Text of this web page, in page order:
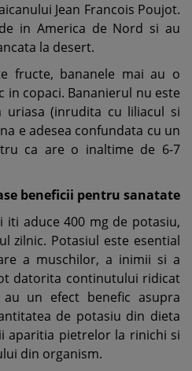
Jean Francois Poujot.
in America de Nord si au
la desert.
fructe, bananele mai au o
in copaci. Bananierul nu este
(inrudita cu liliacul si
e adesea confundata cu un
ca are o inaltime de 6-7
beneficii pentru sanatate
iti aduce 400 mg de potasiu,
zilnic. Potasiul este esential
a muschilor, a inimii si a
datorita continutului ridicat
un efect benefic asupra
de potasiu din dieta
aparitia pietrelor la rinichi si
din organism.